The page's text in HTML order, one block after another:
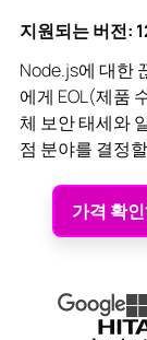
지원되는 버전:
Node.js에 대한
에게 EOL(제품
체 보안 태세와
점 분야를 결정
가격 확